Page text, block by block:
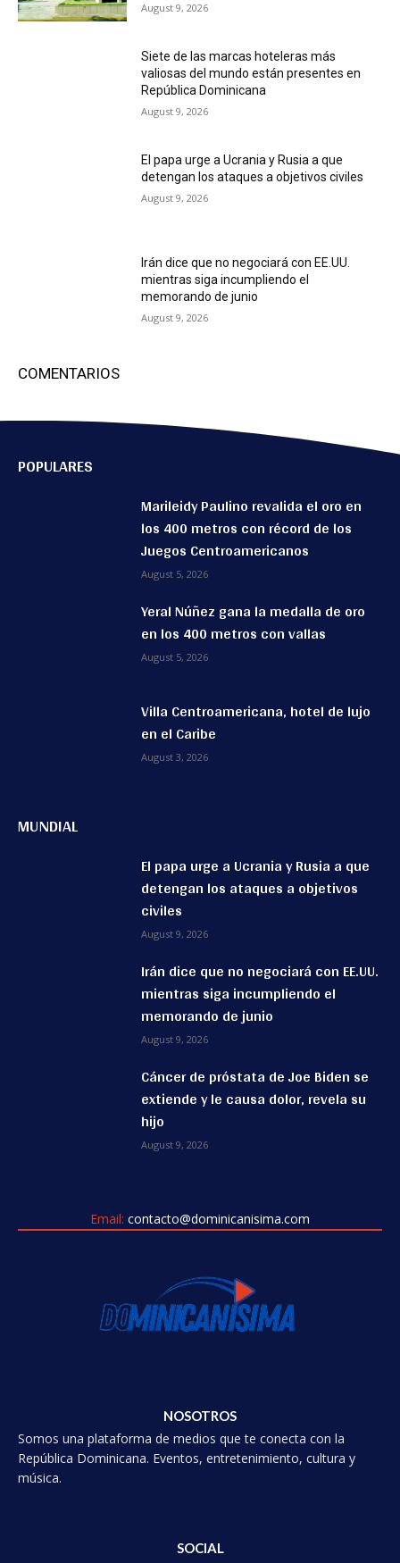
August 9, 2026
Siete de las marcas hoteleras más
valiosas del mundo están presentes en
República Dominicana
August 9, 2026
El papa urge a Ucrania y Rusia a que
detengan los ataques a objetivos civiles
August 9, 2026
Irán dice que no negociará con EE.UU.
mientras siga incumpliendo el
memorando de junio
August 9, 2026
COMENTARIOS
POPULARES
Marileidy Paulino revalida el oro en
los 400 metros con récord de los
Juegos Centroamericanos
August 5, 2026
Yeral Núñez gana la medalla de oro
en los 400 metros con vallas
August 5, 2026
Villa Centroamericana, hotel de lujo
en el Caribe
August 3, 2026
MUNDIAL
El papa urge a Ucrania y Rusia a que
detengan los ataques a objetivos
civiles
August 9, 2026
Irán dice que no negociará con EE.UU.
mientras siga incumpliendo el
memorando de junio
August 9, 2026
Cáncer de próstata de Joe Biden se
extiende y le causa dolor, revela su
hijo
August 9, 2026
Email: contacto@dominicanisima.com
NOSOTROS
Somos una plataforma de medios que te conecta con la
República Dominicana. Eventos, entretenimiento, cultura y
música.
SOCIAL